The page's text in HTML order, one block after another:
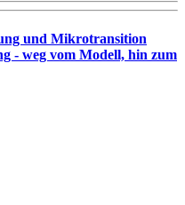
und Mikrotransition
- weg vom Modell, hin zum